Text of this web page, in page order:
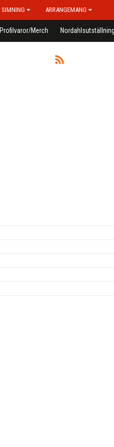
SIMNING ARRANGEMANG
Profilvaror/Merch